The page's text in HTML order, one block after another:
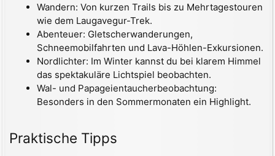
Wandern: Von kurzen Trails bis zu Mehrtagestouren
wie dem Laugavegur-Trek.
Abenteuer: Gletscherwanderungen,
Schneemobilfahrten und Lava-Höhlen-Exkursionen.
Nordlichter: Im Winter kannst du bei klarem Himmel
das spektakuläre Lichtspiel beobachten.
Wal- und Papageientaucherbeobachtung:
Besonders in den Sommermonaten ein Highlight.
Praktische Tipps